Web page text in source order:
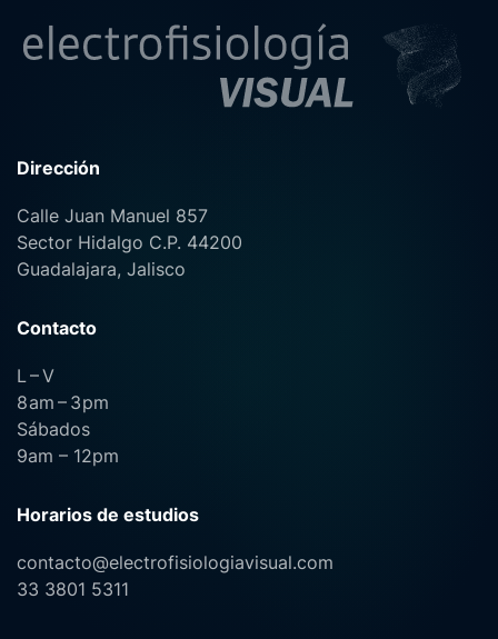
Dirección
Calle Juan Manuel 857
Sector Hidalgo C.P. 44200
Guadalajara, Jalisco
Contacto
L – V
8 am – 3 pm
Sábados
9am – 12pm
Horarios de estudios
contacto@electrofisiologiavisual.com
33 3801 5311